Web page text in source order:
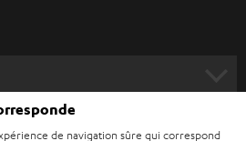
de navigation sûre qui correspond